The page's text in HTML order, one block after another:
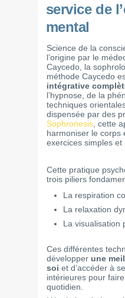
service de
mental
Science de la
l’origine par le
Caycedo, la
méthode Caycedo
intégrative
l’hypnose, de la
techniques
dispensée par des
Sophronesis , cette
harmoniser le corps
exercices simples et
Cette pratique
trois piliers
La respiration
La relaxation
La visualisation
Ces différentes
développer une
soi et d’accéder à
intérieures pour
quotidien.